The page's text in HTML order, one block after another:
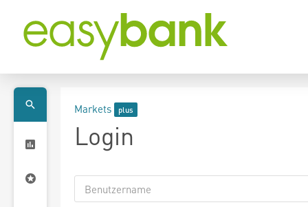
Markets
Login